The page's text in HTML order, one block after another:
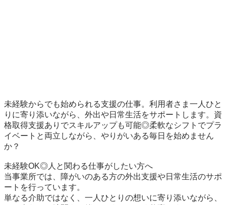
未経験からでも始められる支援の仕事。利用者さま一人ひと
りに寄り添いながら、外出や日常生活をサポートします。資
格取得支援ありでスキルアップも可能◎柔軟なシフトでプラ
イベートと両立しながら、やりがいある毎日を始めません
か？
未経験OK◎人と関わる仕事がしたい方へ
当事業所では、障がいのある方の外出支援や日常生活のサポ
ートを行っています。
単なる介助ではなく、一人ひとりの想いに寄り添いながら、